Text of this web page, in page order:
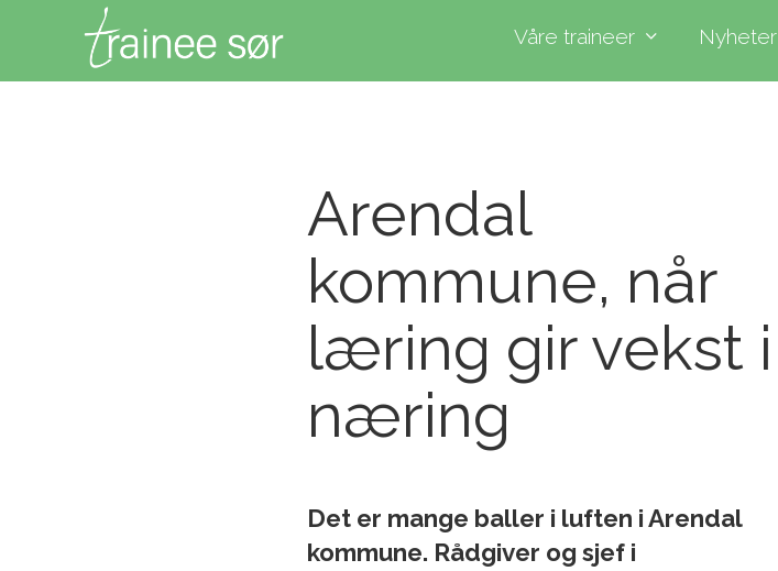
Våre traineer Nyheter
Arendal
kommune, når
læring gir vekst i
næring
Det er mange baller i luften i Arendal
kommune. Rådgiver og sjef i